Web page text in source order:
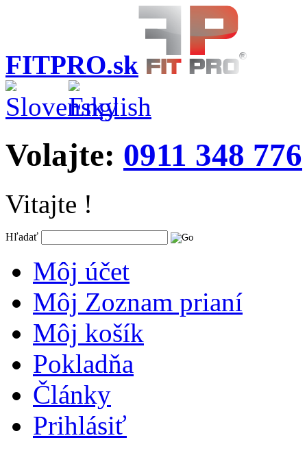
FITPRO.sk
Volajte: 0911 348 776
Vitajte !
Hľadať
Môj účet
Môj Zoznam prianí
Môj košík
Pokladňa
Články
Prihlásiť